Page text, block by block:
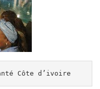
Côte d’ivoire